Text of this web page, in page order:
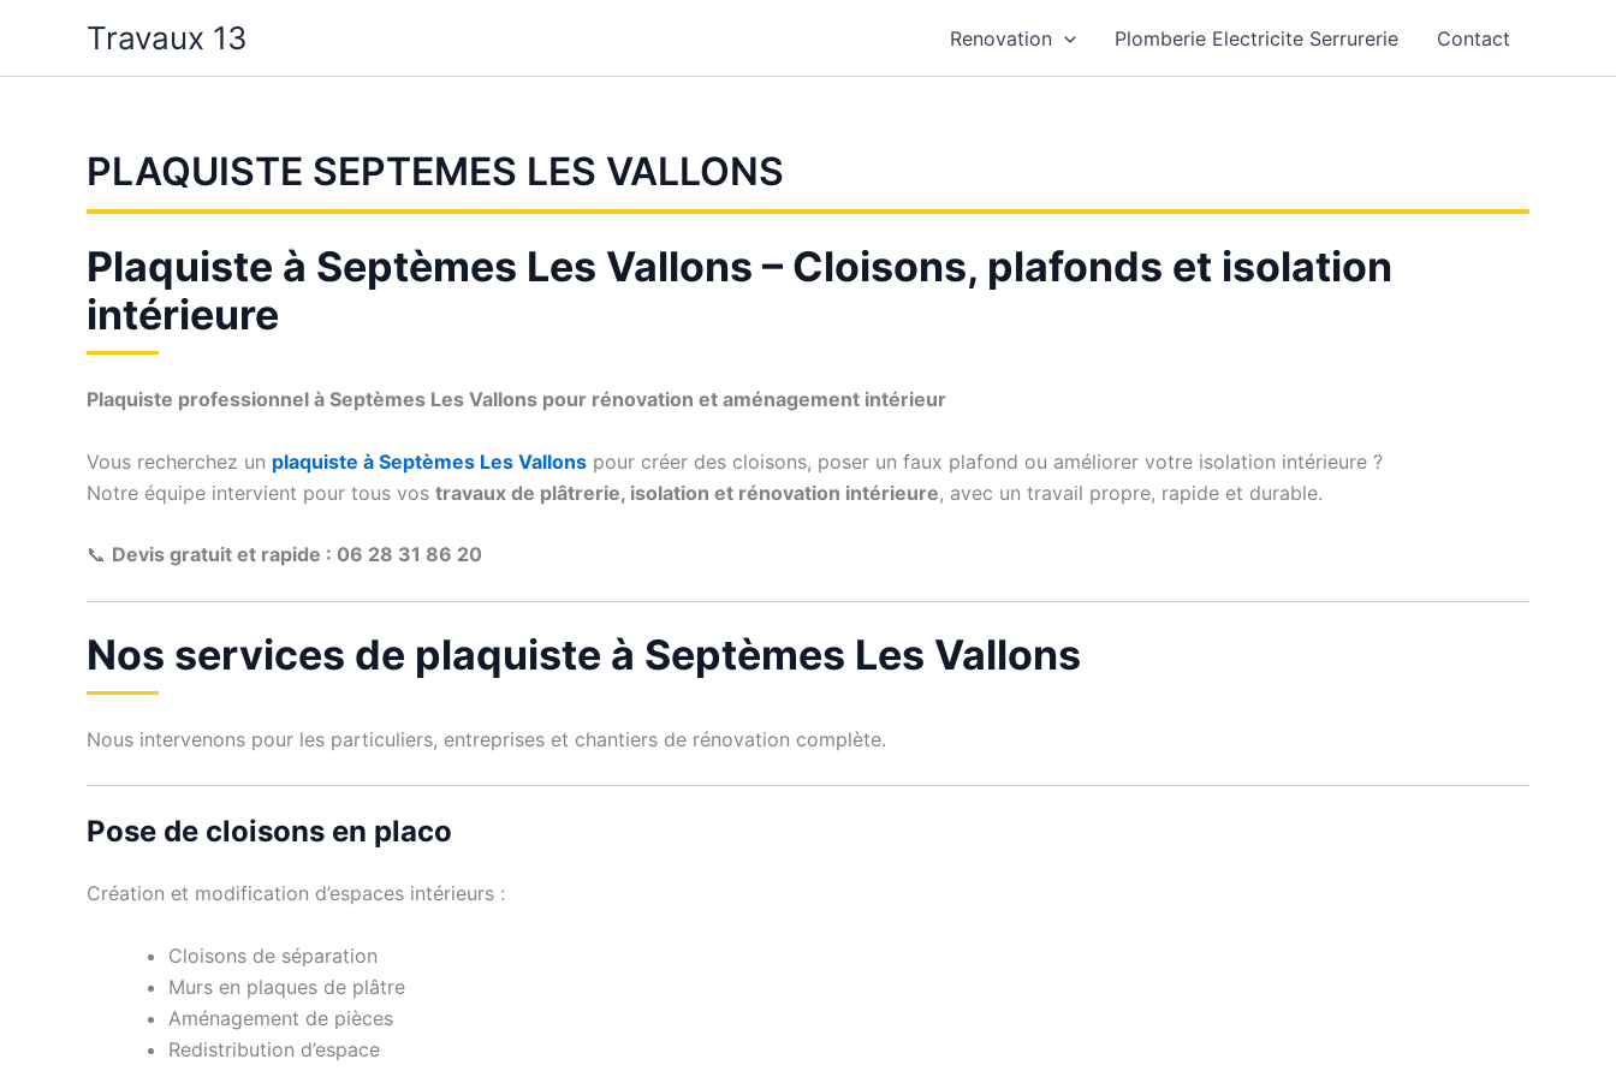
contenu
Travaux 13 Renovation Plomberie Electricite Serrurerie Contact
PLAQUISTE SEPTEMES LES VALLONS
Plaquiste à Septèmes Les Vallons – Cloisons, plafonds et isolation
intérieure
Plaquiste professionnel à Septèmes Les Vallons pour rénovation et aménagement intérieur
Vous recherchez un plaquiste à Septèmes Les Vallons pour créer des cloisons, poser un faux plafond ou améliorer votre isolation intérieure ?
Notre équipe intervient pour tous vos travaux de plâtrerie, isolation et rénovation intérieure, avec un travail propre, rapide et durable.
📞 Devis gratuit et rapide : 06 28 31 86 20
Nos services de plaquiste à Septèmes Les Vallons
Nous intervenons pour les particuliers, entreprises et chantiers de rénovation complète.
Pose de cloisons en placo
Création et modification d’espaces intérieurs :
Cloisons de séparation
Murs en plaques de plâtre
Aménagement de pièces
Redistribution d’espace